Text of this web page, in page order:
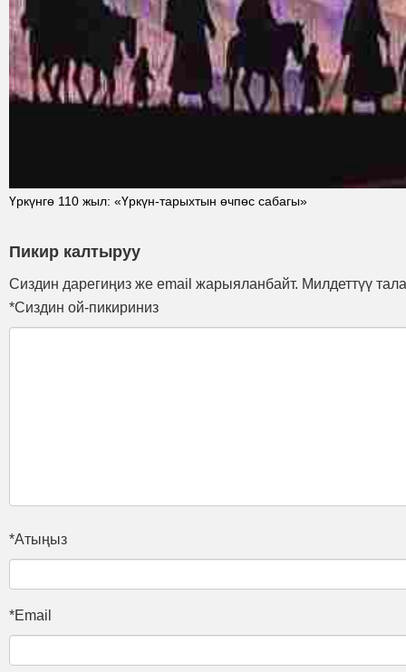
Үркүнгө 110 жыл: «Үркүн-тарыхтын өчпөс сабагы»
Пикир калтыруу
Сиздин дарегиңиз же email жарыяланбайт. Милдеттүү
*Сиздин ой-пикириниз
*Атыңыз
*Email